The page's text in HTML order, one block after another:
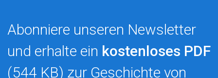
Abonniere unseren Newsletter
und erhalte ein kostenloses PDF
(544 KB) zur Geschichte von